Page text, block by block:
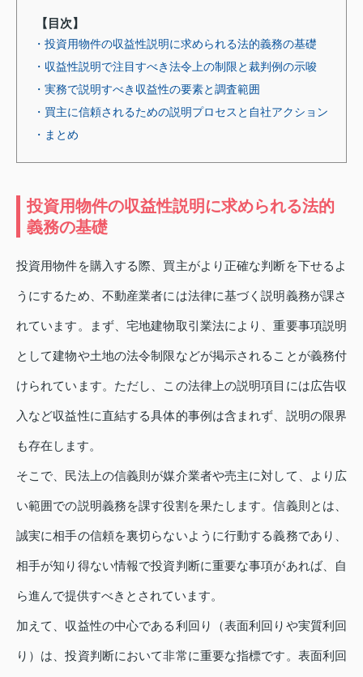
【目次】
・投資用物件の収益性説明に求められる法的義務の基礎
・収益性説明で注目すべき法令上の制限と裁判例の示唆
・実務で説明すべき収益性の要素と調査範囲
・買主に信頼されるための説明プロセスと自社アクション
・まとめ
投資用物件の収益性説明に求められる法的
義務の基礎
投資用物件を購入する際、買主がより正確な判断を下せるよ
うにするため、不動産業者には法律に基づく説明義務が課さ
れています。まず、宅地建物取引業法により、重要事項説明
として建物や土地の法令制限などが掲示されることが義務付
けられています。ただし、この法律上の説明項目には広告収
入など収益性に直結する具体的事例は含まれず、説明の限界
も存在します。
そこで、民法上の信義則が媒介業者や売主に対して、より広
い範囲での説明義務を課す役割を果たします。信義則とは、
誠実に相手の信頼を裏切らないように行動する義務であり、
相手が知り得ない情報で投資判断に重要な事項があれば、自
ら進んで提供すべきとされています。
加えて、収益性の中心である利回り（表面利回りや実質利回
り）は、投資判断において非常に重要な指標です。表面利回